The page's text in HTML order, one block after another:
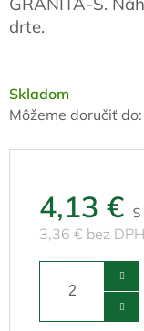
Skladom
Môžeme doručiť do:
4,13 €
3,36 € bez DPH
drte.